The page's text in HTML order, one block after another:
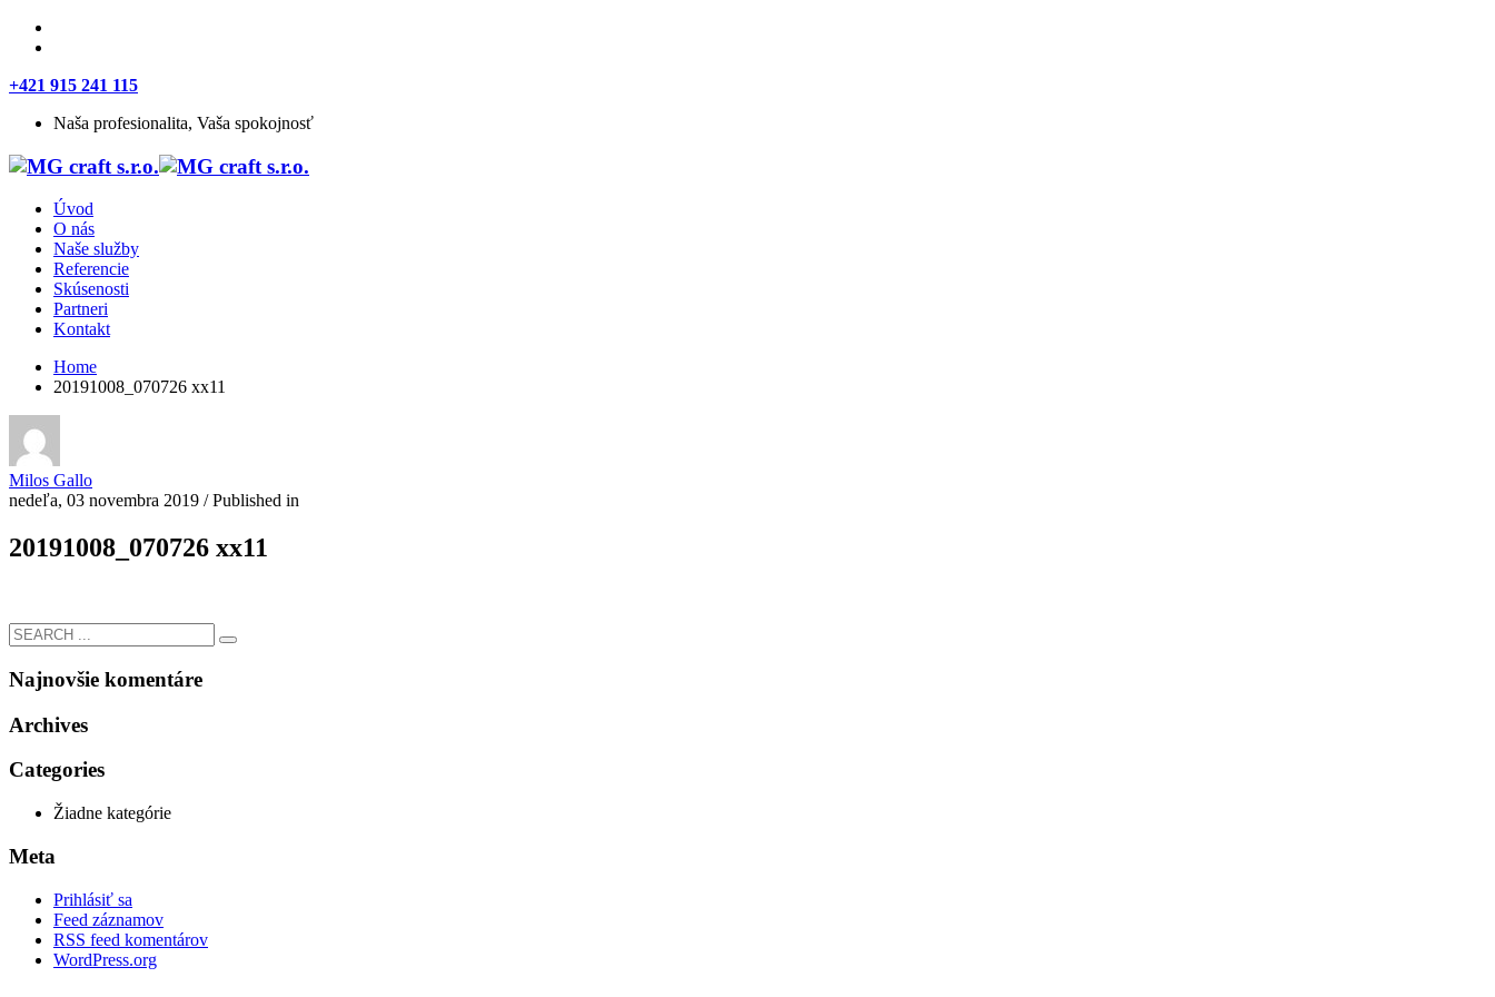
+421 915 241 115
Naša profesionalita, Vaša spokojnosť
Úvod
O nás
Naše služby
Referencie
Skúsenosti
Partneri
Kontakt
Home
20191008_070726 xx11
Milos Gallo
nedeľa, 03 novembra 2019 /Published in
20191008_070726 xx11
Najnovšie komentáre
Archives
Categories
Žiadne kategórie
Meta
Prihlásiť sa
Feed záznamov
RSS feed komentárov
WordPress.org